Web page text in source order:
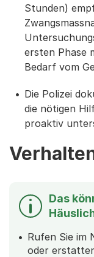
Stunden)
ersten Phase
Bedarf vom
Die Polizei
die nötigen
proaktiv
Das
Rufen Sie im
oder